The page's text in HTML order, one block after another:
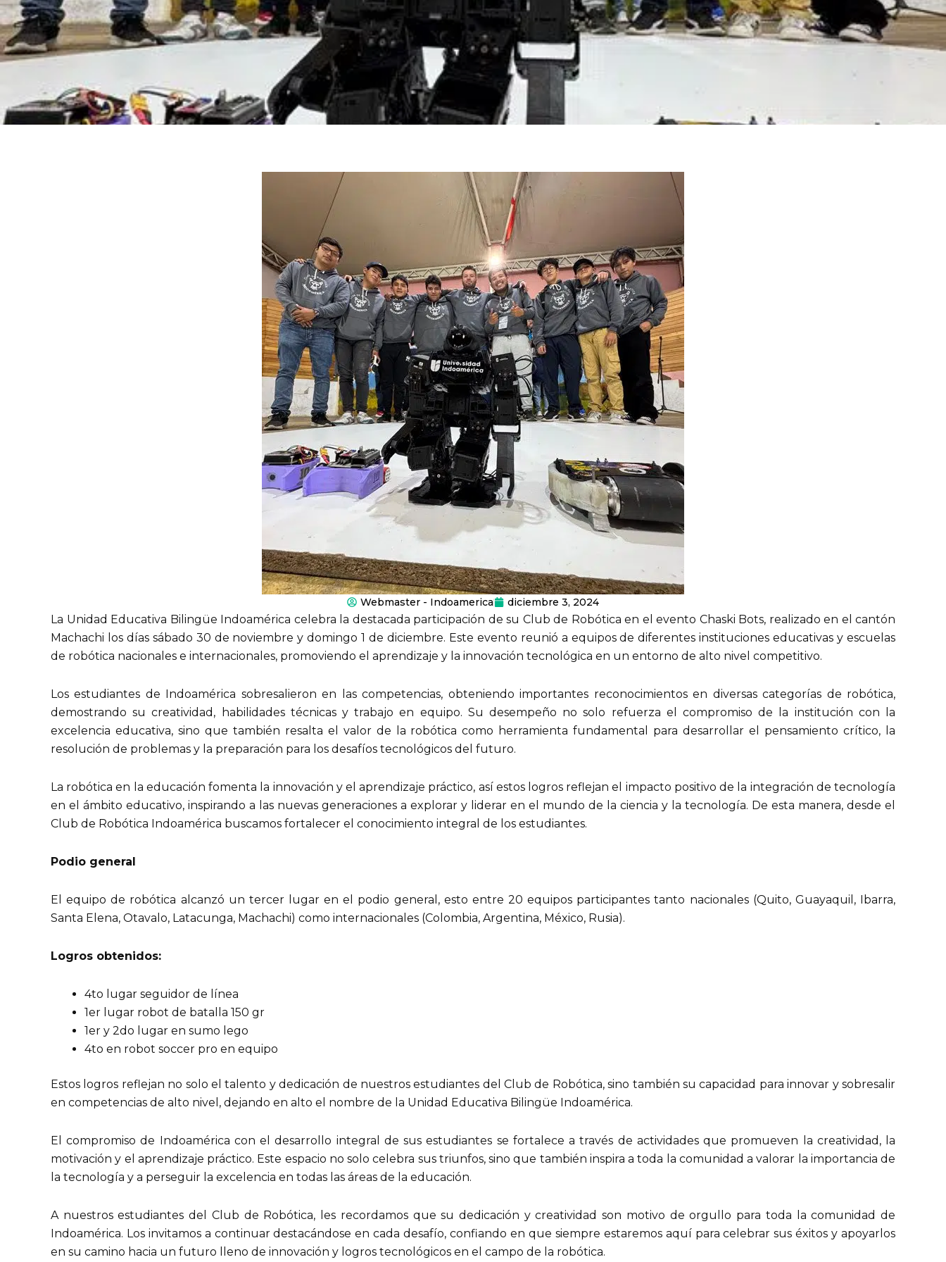
Webmaster - Indoamerica diciembre 3, 2024
La Unidad Educativa Bilingüe Indoamérica celebra la destacada participación de su Club de Robótica en el evento Chaski Bots, realizado en el cantón
Machachi los días sábado 30 de noviembre y domingo 1 de diciembre. Este evento reunió a equipos de diferentes instituciones educativas y escuelas
de robótica nacionales e internacionales, promoviendo el aprendizaje y la innovación tecnológica en un entorno de alto nivel competitivo.
Los estudiantes de Indoamérica sobresalieron en las competencias, obteniendo importantes reconocimientos en diversas categorías de robótica,
demostrando su creatividad, habilidades técnicas y trabajo en equipo. Su desempeño no solo refuerza el compromiso de la institución con la
excelencia educativa, sino que también resalta el valor de la robótica como herramienta fundamental para desarrollar el pensamiento crítico, la
resolución de problemas y la preparación para los desafíos tecnológicos del futuro.
La robótica en la educación fomenta la innovación y el aprendizaje práctico, así estos logros reflejan el impacto positivo de la integración de tecnología
en el ámbito educativo, inspirando a las nuevas generaciones a explorar y liderar en el mundo de la ciencia y la tecnología. De esta manera, desde el
Club de Robótica Indoamérica buscamos fortalecer el conocimiento integral de los estudiantes.
Podio general
El equipo de robótica alcanzó un tercer lugar en el podio general, esto entre 20 equipos participantes tanto nacionales (Quito, Guayaquil, Ibarra,
Santa Elena, Otavalo, Latacunga, Machachi) como internacionales (Colombia, Argentina, México, Rusia).
Logros obtenidos:
4to lugar seguidor de línea
1er lugar robot de batalla 150 gr
1er y 2do lugar en sumo lego
4to en robot soccer pro en equipo
Estos logros reflejan no solo el talento y dedicación de nuestros estudiantes del Club de Robótica, sino también su capacidad para innovar y sobresalir
en competencias de alto nivel, dejando en alto el nombre de la Unidad Educativa Bilingüe Indoamérica.
El compromiso de Indoamérica con el desarrollo integral de sus estudiantes se fortalece a través de actividades que promueven la creatividad, la
motivación y el aprendizaje práctico. Este espacio no solo celebra sus triunfos, sino que también inspira a toda la comunidad a valorar la importancia de
la tecnología y a perseguir la excelencia en todas las áreas de la educación.
A nuestros estudiantes del Club de Robótica, les recordamos que su dedicación y creatividad son motivo de orgullo para toda la comunidad de
Indoamérica. Los invitamos a continuar destacándose en cada desafío, confiando en que siempre estaremos aquí para celebrar sus éxitos y apoyarlos
en su camino hacia un futuro lleno de innovación y logros tecnológicos en el campo de la robótica.